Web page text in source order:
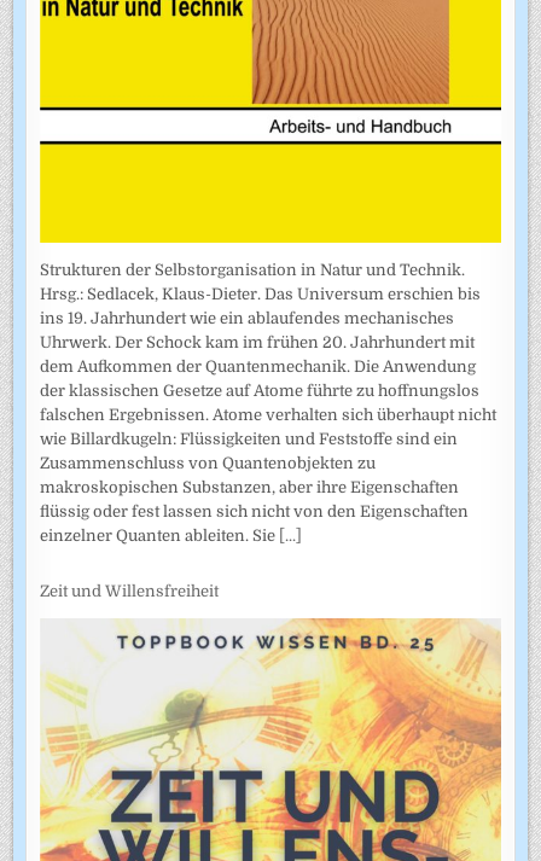
Strukturen der Selbstorganisation in Natur und Technik.
Hrsg.: Sedlacek, Klaus-Dieter. Das Universum erschien bis
ins 19. Jahrhundert wie ein ablaufendes mechanisches
Uhrwerk. Der Schock kam im frühen 20. Jahrhundert mit
dem Aufkommen der Quantenmechanik. Die Anwendung
der klassischen Gesetze auf Atome führte zu hoffnungslos
falschen Ergebnissen. Atome verhalten sich überhaupt nicht
wie Billardkugeln: Flüssigkeiten und Feststoffe sind ein
Zusammenschluss von Quantenobjekten zu
makroskopischen Substanzen, aber ihre Eigenschaften
flüssig oder fest lassen sich nicht von den Eigenschaften
einzelner Quanten ableiten. Sie [...]
Zeit und Willensfreiheit